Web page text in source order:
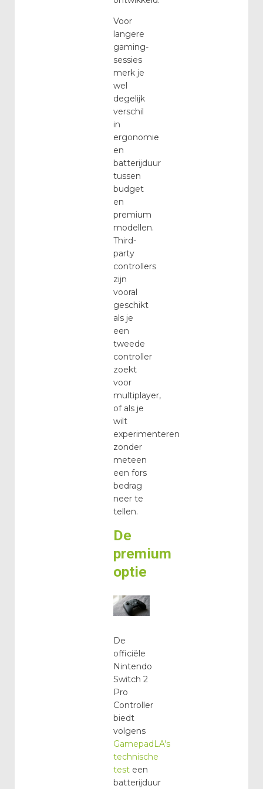
Voor
langere
gaming-
sessies
merk je
wel
degelijk
verschil
in
ergonomie
en
batterijduur
tussen
budget
en
premium
modellen.
Third-
party
controllers
zijn
vooral
geschikt
als je
een
tweede
controller
zoekt
voor
multiplayer,
of als je
wilt
experimenteren
zonder
meteen
een fors
bedrag
neer te
tellen.
De
premium
optie
De
officiële
Nintendo
Switch 2
Pro
Controller
biedt
volgens
GamepadLA's
technische
testeen
batterijduur